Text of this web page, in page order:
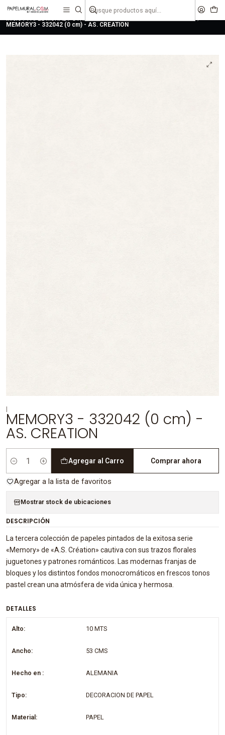
liquidaciones
Inicio PAPEL MURAL OTRAS COLECCIONES
MEMORY3 - 332042 (0 cm) - AS. CREATION
MEMORY3 - 332042 (0 cm) -
AS. CREATION
Cantidad
Agregar al Carro Comprar ahora
Agregar a la lista de favoritos
Mostrar stock de ubicaciones
DESCRIPCIÓN
La tercera colección de papeles pintados de la exitosa serie
«Memory» de «A.S. Création» cautiva con sus trazos florales
juguetones y patrones románticos. Las modernas franjas de
bloques y los distintos fondos monocromáticos en frescos tonos
pastel crean una atmósfera de vida única y hermosa.
DETALLES
Alto: 10 MTS
Ancho: 53 CMS
Hecho en : ALEMANIA
Tipo: DECORACION DE PAPEL
Material: PAPEL